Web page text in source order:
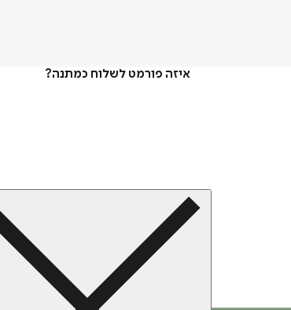
איזה פורמט לשלוח כמתנה?